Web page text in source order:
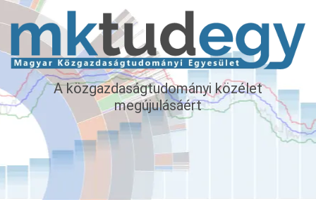
A közgazdaságtudományi közélet
megújulásáért